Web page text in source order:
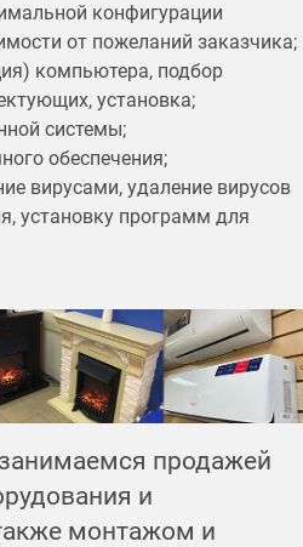
конфигурации
от пожеланий заказчика;
компьютера, подбор
установка;
системы;
обеспечения;
вирусами, удаление вирусов
установку программ для
продажей
и
монтажом и